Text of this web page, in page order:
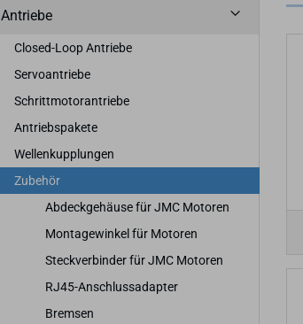
Antriebe
Closed-Loop Antriebe
Servoantriebe
Schrittmotorantriebe
Antriebspakete
Wellenkupplungen
Zubehör
Abdeckgehäuse für JMC Motoren
Montagewinkel für Motoren
Steckverbinder für JMC Motoren
RJ45-Anschlussadapter
Bremsen